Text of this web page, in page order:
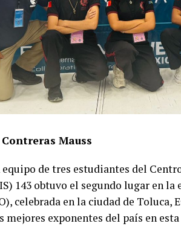
Mauss
equipo de tres estudiantes del
143 obtuvo el segundo lugar en
celebrada en la ciudad de Toluca,
mejores exponentes del país en